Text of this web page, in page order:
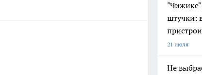
"Чижике"
штучки:
21 июля
Не